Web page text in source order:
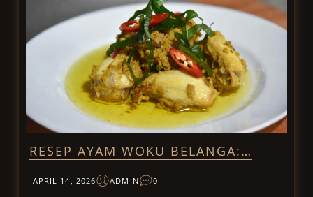
RESEP AYAM WOKU BELANGA:…
APRIL 14, 2026 ADMIN 0